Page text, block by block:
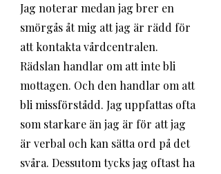
Jag noterar medan jag brer en
smörgås åt mig att jag är rädd för
att kontakta vårdcentralen.
Rädslan handlar om att inte bli
mottagen. Och den handlar om att
bli missförstådd. Jag uppfattas ofta
som starkare än jag är för att jag
är verbal och kan sätta ord på det
svåra. Dessutom tycks jag oftast ha